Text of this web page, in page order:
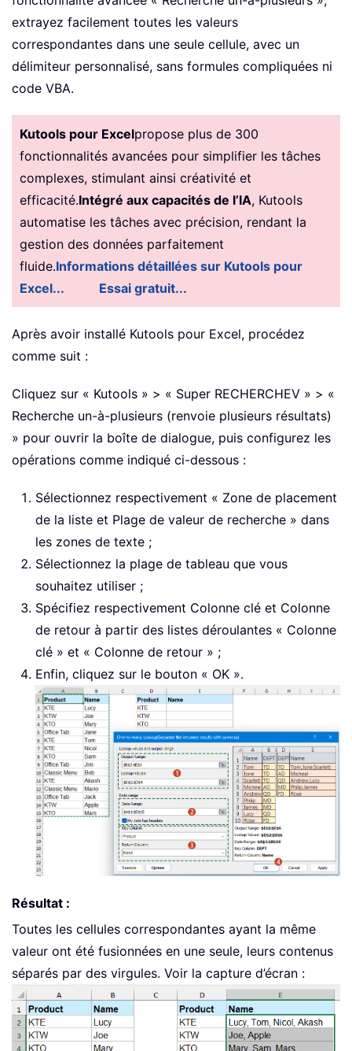
extrayez facilement toutes les valeurs
correspondantes dans une seule cellule, avec un
délimiteur personnalisé, sans formules compliquées ni
code VBA.
Kutools pour Excelpropose plus de 300
fonctionnalités avancées pour simplifier les tâches
complexes, stimulant ainsi créativité et
efficacité.Intégré aux capacités de l’IA, Kutools
automatise les tâches avec précision, rendant la
gestion des données parfaitement
fluide.Informations détaillées sur Kutools pour
Excel...
Essai gratuit...
Après avoir installé Kutools pour Excel, procédez
comme suit :
Cliquez sur « Kutools » > « Super RECHERCHEV » > «
Recherche un-à-plusieurs (renvoie plusieurs résultats)
» pour ouvrir la boîte de dialogue, puis configurez les
opérations comme indiqué ci-dessous :
Sélectionnez respectivement « Zone de placement
de la liste et Plage de valeur de recherche » dans
les zones de texte ;
Sélectionnez la plage de tableau que vous
souhaitez utiliser ;
Spécifiez respectivement Colonne clé et Colonne
de retour à partir des listes déroulantes « Colonne
clé » et « Colonne de retour » ;
Enfin, cliquez sur le bouton « OK ».
Résultat :
Toutes les cellules correspondantes ayant la même
valeur ont été fusionnées en une seule, leurs contenus
séparés par des virgules. Voir la capture d’écran :